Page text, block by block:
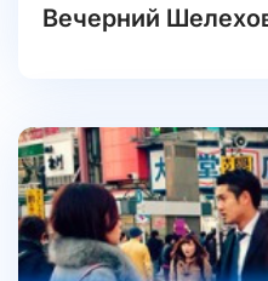
Вечерний